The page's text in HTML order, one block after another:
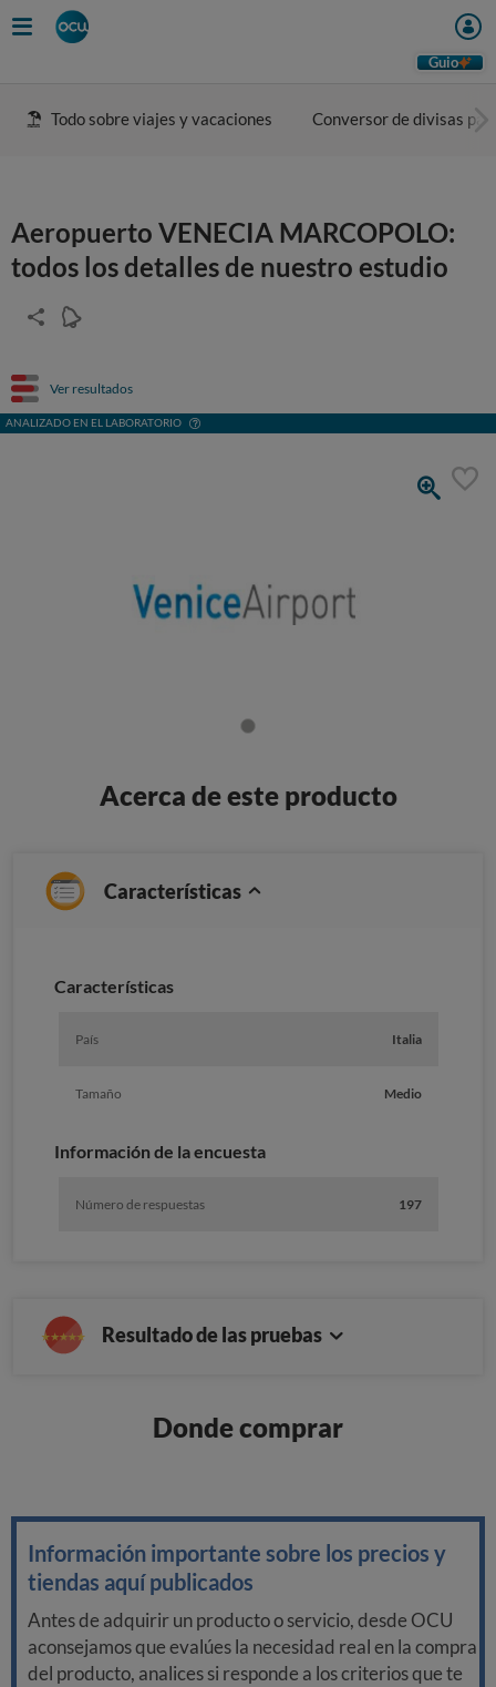
Guio
Todo sobre viajes y vacaciones Conversor de divisas
Aeropuerto VENECIA MARCOPOLO:
todos los detalles de nuestro estudio
Ver resultados
ANALIZADO EN EL LABORATORIO
Acerca de este producto
Características
Características
País Italia
Tamaño Medio
Información de la encuesta
Número de respuestas 197
Resultado de las pruebas
Donde comprar
Información importante sobre los precios y
tiendas aquí publicados
Antes de adquirir un producto o servicio, desde OCU
aconsejamos que evalúes la necesidad real en la compra
del producto, analices si responde a los criterios que te